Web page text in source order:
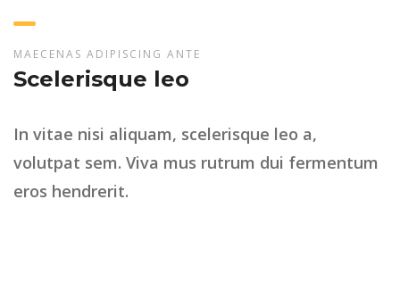
MAECENAS ADIPISCING ANTE
Scelerisque leo
In vitae nisi aliquam, scelerisque leo a,
volutpat sem. Viva mus rutrum dui fermentum
eros hendrerit.